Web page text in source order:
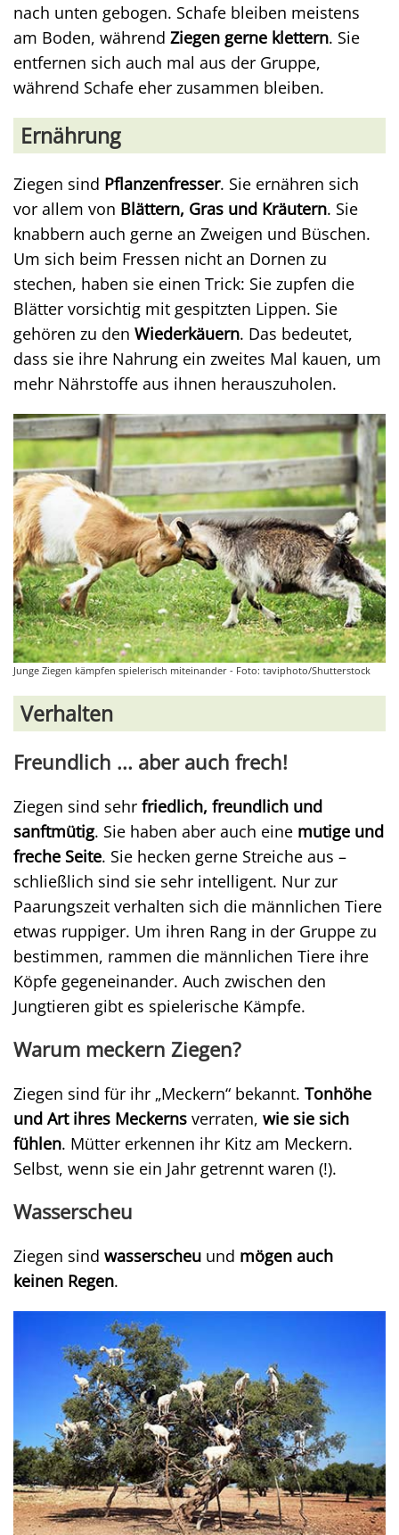
nach unten gebogen. Schafe bleiben meistens
am Boden, während Ziegen gerne klettern. Sie
entfernen sich auch mal aus der Gruppe,
während Schafe eher zusammen bleiben.
Ernährung
Ziegen sind Pflanzenfresser. Sie ernähren sich
vor allem von Blättern, Gras und Kräutern. Sie
knabbern auch gerne an Zweigen und Büschen.
Um sich beim Fressen nicht an Dornen zu
stechen, haben sie einen Trick: Sie zupfen die
Blätter vorsichtig mit gespitzten Lippen. Sie
gehören zu den Wiederkäuern. Das bedeutet,
dass sie ihre Nahrung ein zweites Mal kauen, um
mehr Nährstoffe aus ihnen herauszuholen.
Junge Ziegen kämpfen spielerisch miteinander - Foto: taviphoto/Shutterstock
Verhalten
Freundlich ... aber auch frech!
Ziegen sind sehr friedlich, freundlich und
sanftmütig. Sie haben aber auch eine mutige und
freche Seite. Sie hecken gerne Streiche aus –
schließlich sind sie sehr intelligent. Nur zur
Paarungszeit verhalten sich die männlichen Tiere
etwas ruppiger. Um ihren Rang in der Gruppe zu
bestimmen, rammen die männlichen Tiere ihre
Köpfe gegeneinander. Auch zwischen den
Jungtieren gibt es spielerische Kämpfe.
Warum meckern Ziegen?
Ziegen sind für ihr „Meckern“ bekannt. Tonhöhe
und Art ihres Meckerns verraten, wie sie sich
fühlen. Mütter erkennen ihr Kitz am Meckern.
Selbst, wenn sie ein Jahr getrennt waren (!).
Wasserscheu
Ziegen sind wasserscheu und mögen auch
keinen Regen.